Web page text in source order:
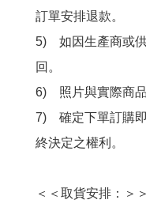
訂單安排退款。
5)　如因生產商或
回。
6)　照片與實際商
7)　確定下單訂購
終決定之權利。
＜＜取貨安排：＞＞